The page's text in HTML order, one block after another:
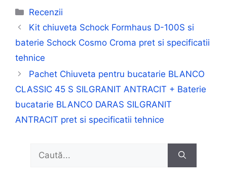
Categorii
Recenzii
Kit chiuveta Schock Formhaus D-100S si
baterie Schock Cosmo Croma pret si specificatii
tehnice
Pachet Chiuveta pentru bucatarie BLANCO
CLASSIC 45 S SILGRANIT ANTRACIT + Baterie
bucatarie BLANCO DARAS SILGRANIT
ANTRACIT pret si specificatii tehnice
Caută